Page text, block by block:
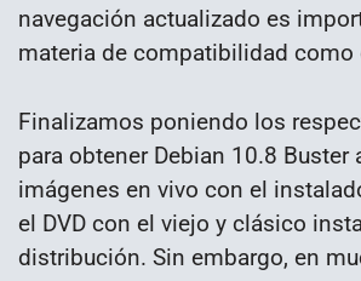
navegación actualizado es
materia de compatibilidad como
Finalizamos poniendo los
para obtener Debian 10.8 Buster
imágenes en vivo con el
el DVD con el viejo y clásico
distribución. Sin embargo, en